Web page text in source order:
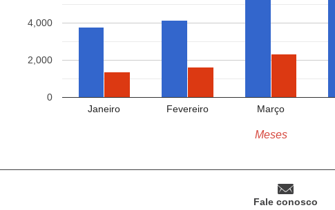
Janeiro Fevereiro Março
0
2,000
4,000
Meses
Fale conosco